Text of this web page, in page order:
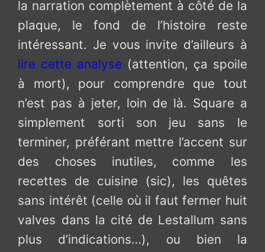
la narration complètement à côté de la
plaque, le fond de l’histoire reste
intéressant. Je vous invite d’ailleurs à
lire cette analyse (attention, ça spoile
à mort), pour comprendre que tout
n’est pas à jeter, loin de là. Square a
simplement sorti son jeu sans le
terminer, préférant mettre l’accent sur
des choses inutiles, comme les
recettes de cuisine (sic), les quêtes
sans intérêt (celle où il faut fermer huit
valves dans la cité de Lestallum sans
plus d’indications…), ou bien la